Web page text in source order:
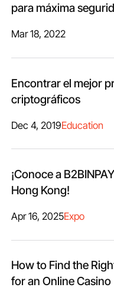
para máxima
Mar 18, 2022
Encontrar el mejor
criptográficos
Dec 4, 2019Education
¡Conoce a
Hong Kong!
Apr 16, 2025Expo
How to Find the
for an Online Casino